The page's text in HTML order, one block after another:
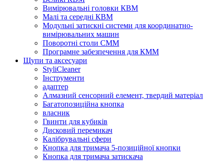
Вимірювальні головки КВМ
Малі та середні КВМ
Модульні затискні системи для координатно-
вимірювальних машин
Поворотні столи CMM
Програмне забезпечення для КММ
Щупи та аксесуари
StyliCleaner
Інструменти
адаптер
Алмазний сенсорний елемент, твердий матеріал
Багатопозиційна кнопка
власник
Гвинти для кубиків
Дисковий перемикач
Калібрувальні сфери
Кнопка для тримача 5-позиційної кнопки
Кнопка для тримача затискача